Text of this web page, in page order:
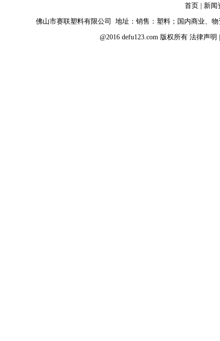
首页 新闻
佛山市赛联塑料有限公司 地址：销售：塑料；国内商业、
@2016 defu123.com 版权所有 法律声明